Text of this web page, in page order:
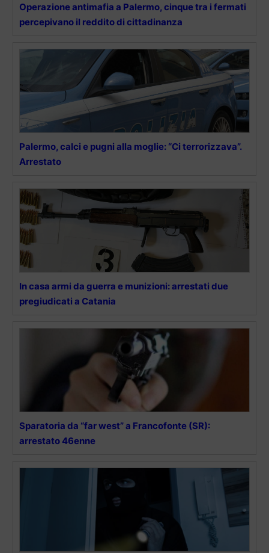
Operazione antimafia a Palermo, cinque tra i fermati
percepivano il reddito di cittadinanza
Palermo, calci e pugni alla moglie: “Ci terrorizzava”.
Arrestato
In casa armi da guerra e munizioni: arrestati due
pregiudicati a Catania
Sparatoria da “far west” a Francofonte (SR):
arrestato 46enne